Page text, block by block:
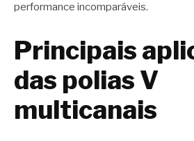
performance incomparáveis.
Principais
das polias V
multicanais